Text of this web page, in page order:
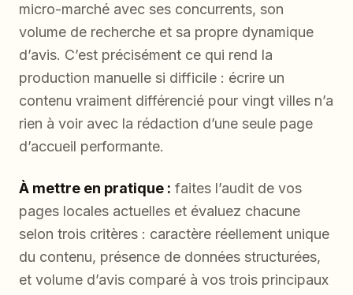
micro-marché avec ses concurrents, son
volume de recherche et sa propre dynamique
d’avis. C’est précisément ce qui rend la
production manuelle si difficile : écrire un
contenu vraiment différencié pour vingt villes n’a
rien à voir avec la rédaction d’une seule page
d’accueil performante.
À mettre en pratique : faites l’audit de vos
pages locales actuelles et évaluez chacune
selon trois critères : caractère réellement unique
du contenu, présence de données structurées,
et volume d’avis comparé à vos trois principaux